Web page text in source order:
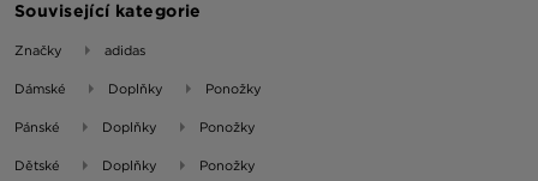
Související kategorie
Značky adidas
Dámské Doplňky Ponožky
Pánské Doplňky Ponožky
Dětské Doplňky Ponožky